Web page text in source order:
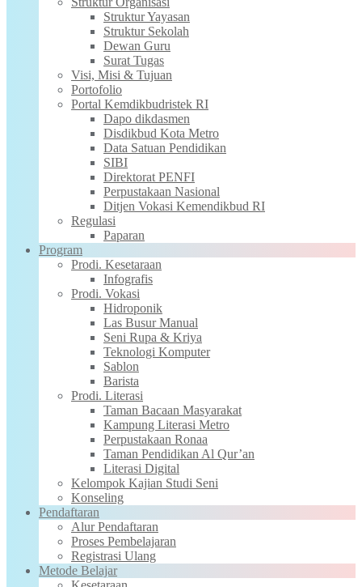
Struktur Yayasan
Struktur Sekolah
Dewan Guru
Surat Tugas
Visi, Misi & Tujuan
Portofolio
Portal Kemdikbudristek RI
Dapo dikdasmen
Disdikbud Kota Metro
Data Satuan Pendidikan
SIBI
Direktorat PENFI
Perpustakaan Nasional
Ditjen Vokasi Kemendikbud RI
Regulasi
Paparan
Program
Prodi. Kesetaraan
Infografis
Prodi. Vokasi
Hidroponik
Las Busur Manual
Seni Rupa & Kriya
Teknologi Komputer
Sablon
Barista
Prodi. Literasi
Taman Bacaan Masyarakat
Kampung Literasi Metro
Perpustakaan Ronaa
Taman Pendidikan Al Qur’an
Literasi Digital
Kelompok Kajian Studi Seni
Konseling
Pendaftaran
Alur Pendaftaran
Proses Pembelajaran
Registrasi Ulang
Metode Belajar